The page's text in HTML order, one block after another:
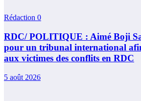
Rédaction 0
RDC/ POLITIQUE : Aimé Boji
pour un tribunal international
aux victimes des conflits en RDC
5 août 2026